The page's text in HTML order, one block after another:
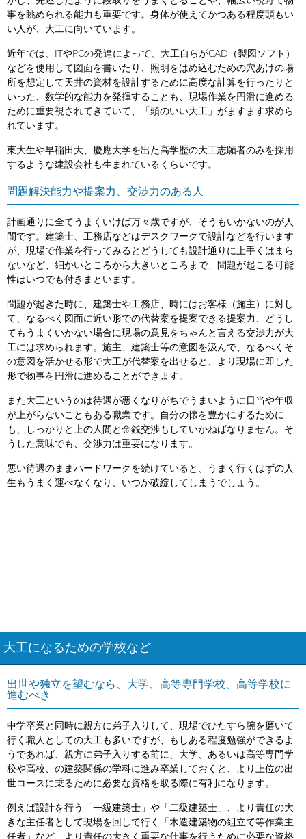
事を眺められる能力も重要です。身体が使えてかつある程度頭もい
い人が、大工に向いています。
近年では、ITやPCの発達によって、大工自らがCAD（製図ソフト）
などを使用して図面を書いたり、照明をはめ込むための穴あけの場
所を想定して天井の資材を設計するために高度な計算を行ったりと
いった、数学的な能力を発揮することも、現場作業を円滑に進める
ために重要視されてきていて、「頭のいい大工」がますます求めら
れています。
東大生や早稲田大、慶應大学を出た高学歴の大工志願者のみを採用
するような建設会社も生まれているくらいです。
問題解決能力や提案力、交渉力のある人
計画通りに全てうまくいけば万々歳ですが、そうもいかないのが人
間です。建築士、工務店などはデスクワークで設計などを行います
が、現場で作業を行ってみるとどうしても設計通りに上手くはまら
ないなど、細かいところから大きいところまで、問題が起こる可能
性はいつでも付きまといます。
問題が起きた時に、建築士や工務店、時にはお客様（施主）に対し
て、なるべく図面に近い形での代替案を提案できる提案力、どうし
てもうまくいかない場合に現場の意見をちゃんと言える交渉力が大
工には求められます。施主、建築士等の意図を汲んで、なるべくそ
の意図を活かせる形で大工が代替案を出せると、より現場に即した
形で物事を円滑に進めることができます。
また大工というのは待遇が悪くなりがちでうまいように日当や年収
が上がらないこともある職業です。自分の懐を豊かにするために
も、しっかりと上の人間と金銭交渉もしていかねばなりません。そ
うした意味でも、交渉力は重要になります。
悪い待遇のままハードワークを続けていると、うまく行くはずの人
生もうまく運べなくなり、いつか破綻してしまうでしょう。
大工になるための学校など
出世や独立を望むなら、大学、高等専門学校、高等学校に
進むべき
中学卒業と同時に親方に弟子入りして、現場でひたすら腕を磨いて
行く職人としての大工も多いですが、もしある程度勉強ができるよ
うであれば、親方に弟子入りする前に、大学、あるいは高等専門学
校や高校、の建築関係の学科に進み卒業しておくと、より上位の出
世コースに乗るために必要な資格を取る際に有利になります。
例えば設計を行う「一級建築士」や「二級建築士」、より責任の大
きな主任者として現場を回して行く「木造建築物の組立て等作業主
任者」など、より責任の大きく重要な仕事を行うために必要な資格